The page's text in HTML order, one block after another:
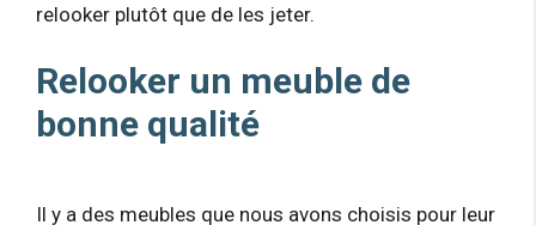
relooker plutôt que de les jeter.
Relooker un meuble de
bonne qualité
Il y a des meubles que nous avons choisis pour leur